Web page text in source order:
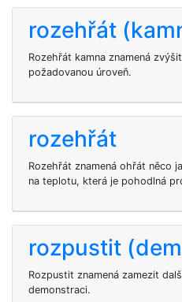
rozehřát
Rozehřát kamna znamená
požadovanou úroveň.
rozehřát
Rozehřát znamená ohřát něco
na teplotu, která je pohodlná
rozpustit
Rozpustit znamená zamezit
demonstraci.